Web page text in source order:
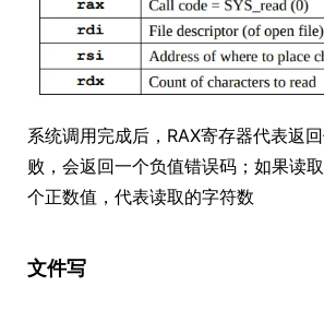
系统调用完成后，RAX寄存器代表返
败，会返回一个负值错误码；如果读
个正数值，代表读取的字符数
文件写